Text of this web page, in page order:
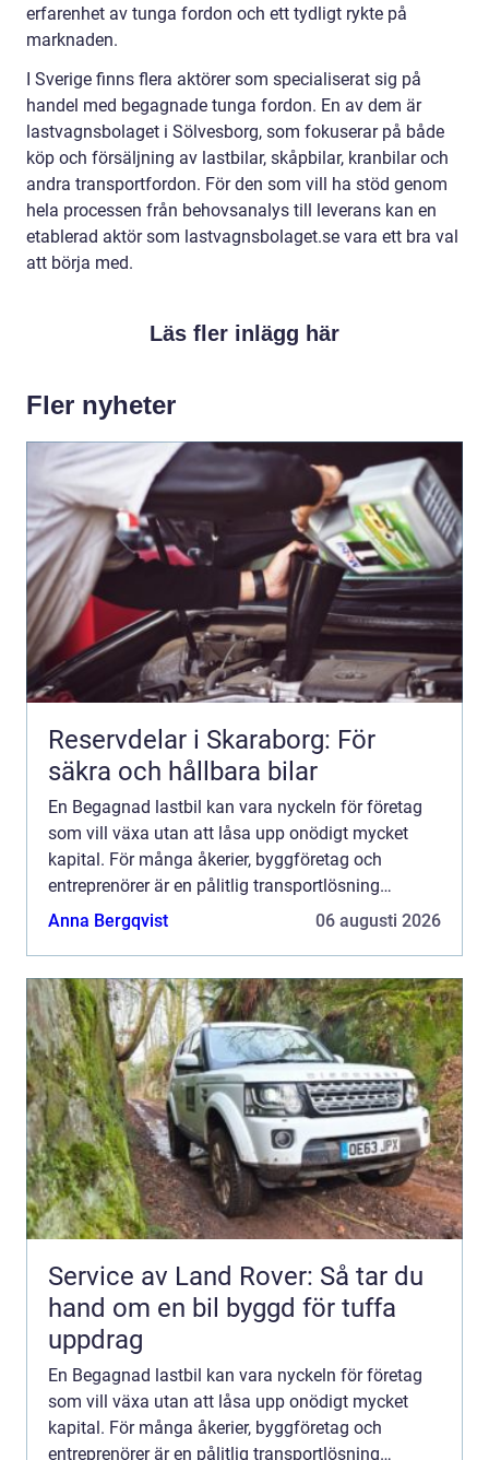
erfarenhet av tunga fordon och ett tydligt rykte på
marknaden.
I Sverige finns flera aktörer som specialiserat sig på
handel med begagnade tunga fordon. En av dem är
lastvagnsbolaget i Sölvesborg, som fokuserar på både
köp och försäljning av lastbilar, skåpbilar, kranbilar och
andra transportfordon. För den som vill ha stöd genom
hela processen från behovsanalys till leverans kan en
etablerad aktör som lastvagnsbolaget.se vara ett bra val
att börja med.
Läs fler inlägg här
Fler nyheter
Reservdelar i Skaraborg: För
säkra och hållbara bilar
En Begagnad lastbil kan vara nyckeln för företag
som vill växa utan att låsa upp onödigt mycket
kapital. För många åkerier, byggföretag och
entreprenörer är en pålitlig transportlösning
avgörande för att vardagen ska fungera. Genom
Anna Bergqvist 06 augusti 2026
Service av Land Rover: Så tar du
hand om en bil byggd för tuffa
uppdrag
En Begagnad lastbil kan vara nyckeln för företag
som vill växa utan att låsa upp onödigt mycket
kapital. För många åkerier, byggföretag och
entreprenörer är en pålitlig transportlösning